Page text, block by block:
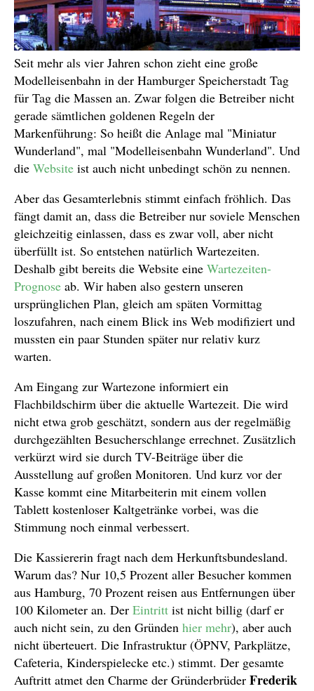
Seit mehr als vier Jahren schon zieht eine große
Modelleisenbahn in der Hamburger Speicherstadt Tag
für Tag die Massen an. Zwar folgen die Betreiber nicht
gerade sämtlichen goldenen Regeln der
Markenführung: So heißt die Anlage mal "Miniatur
Wunderland", mal "Modelleisenbahn Wunderland". Und
die Website ist auch nicht unbedingt schön zu nennen.
Aber das Gesamterlebnis stimmt einfach fröhlich. Das
fängt damit an, dass die Betreiber nur soviele Menschen
gleichzeitig einlassen, dass es zwar voll, aber nicht
überfüllt ist. So entstehen natürlich Wartezeiten.
Deshalb gibt bereits die Website eine Wartezeiten-
Prognose ab. Wir haben also gestern unseren
ursprünglichen Plan, gleich am späten Vormittag
loszufahren, nach einem Blick ins Web modifiziert und
mussten ein paar Stunden später nur relativ kurz
warten.
Am Eingang zur Wartezone informiert ein
Flachbildschirm über die aktuelle Wartezeit. Die wird
nicht etwa grob geschätzt, sondern aus der regelmäßig
durchgezählten Besucherschlange errechnet. Zusätzlich
verkürzt wird sie durch TV-Beiträge über die
Ausstellung auf großen Monitoren. Und kurz vor der
Kasse kommt eine Mitarbeiterin mit einem vollen
Tablett kostenloser Kaltgetränke vorbei, was die
Stimmung noch einmal verbessert.
Die Kassiererin fragt nach dem Herkunftsbundesland.
Warum das? Nur 10,5 Prozent aller Besucher kommen
aus Hamburg, 70 Prozent reisen aus Entfernungen über
100 Kilometer an. Der Eintritt ist nicht billig (darf er
auch nicht sein, zu den Gründen hier mehr), aber auch
nicht überteuert. Die Infrastruktur (ÖPNV, Parkplätze,
Cafeteria, Kinderspielecke etc.) stimmt. Der gesamte
Auftritt atmet den Charme der Gründerbrüder Frederik